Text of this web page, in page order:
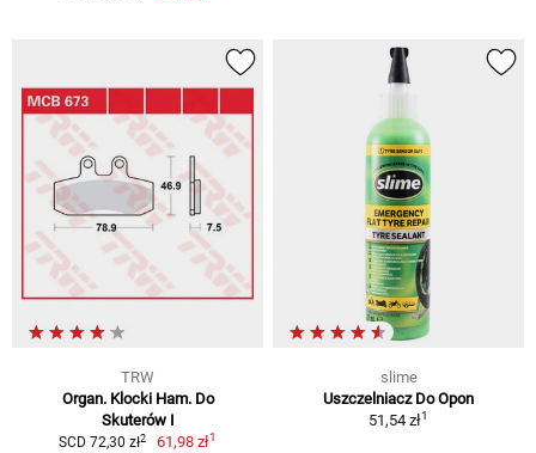
TRW
Organ. Klocki Ham. Do
Skuterów I
SCD 72,30 zł2 61,98 zł1
slime
Uszczelniacz Do Opon
51,54 zł1